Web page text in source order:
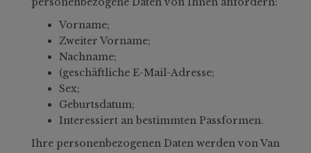
Vorname;
Zweiter Vorname;
Nachname;
(geschäftliche E-Mail-Adresse;
Sex;
Geburtsdatum;
Interessiert an bestimmten Passformen.
Ihre personenbezogenen Daten werden von Van